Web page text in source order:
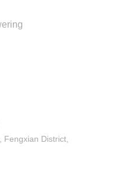
Fengxian District,